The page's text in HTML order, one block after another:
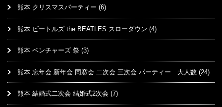
熊本 クリスマスパーティー (6)
熊本 ビートルズ the BEATLES スローダウン (4)
熊本 ベンチャーズ 祭 (3)
熊本 忘年会 新年会 同窓会 二次会 三次会 パーティー 大人数 (24)
熊本 結婚式二次会 結婚式2次会 (7)